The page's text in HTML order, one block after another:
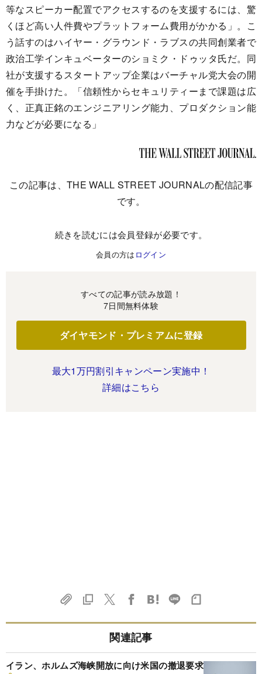
等なスピーカー配置でアクセスするのを支援するには、驚
くほど高い人件費やプラットフォーム費用がかかる」。こ
う話すのはハイヤー・グラウンド・ラブスの共同創業者で
政治工学インキュベーターのショミク・ドゥッタ氏だ。同
社が支援するスタートアップ企業はバーチャル党大会の開
催を手掛けた。「信頼性からセキュリティーまで課題は広
く、正真正銘のエンジニアリング能力、プロダクション能
力などが必要になる」
この記事は、THE WALL STREET JOURNALの配信記事
です。
続きを読むには会員登録が必要です。
会員の方は ログイン
すべての記事が読み放題！
7日間無料体験
ダイヤモンド・プレミアムに登録
最大1万円割引キャンペーン実施中！
詳細はこちら
関連記事
イラン、ホルムズ海峡開放に向け米国の撤退要求